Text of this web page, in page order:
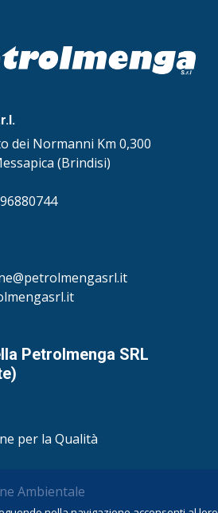
dei Normanni Km 0,300
(Brindisi)
Petrolmenga SRL
per la Qualità
Ambientale